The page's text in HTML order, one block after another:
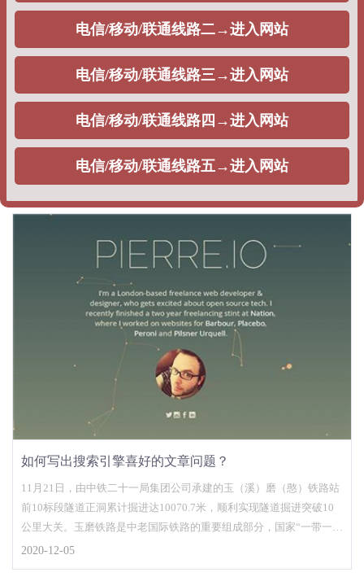
11月21日，由中铁二十一局集团公司承建的玉（溪）磨（憨）铁路站
路”战略中的重要工程，亦是云南省在建的较大基础设施项目，建设好
如何写出搜索引擎喜好的文章问题？
11月21日，由中铁二十一局集团公司承建的玉（溪）磨（憨）铁路站
前10标段隧道正洞累计掘进达10070.7米，顺利实现隧道掘进突破10
公里大关。玉磨铁路是中老国际铁路的重要组成部分，国家“一带一
路”战略中的重要工程，亦是云南省在建的较大基础设施项目，建设好
2020-12-05